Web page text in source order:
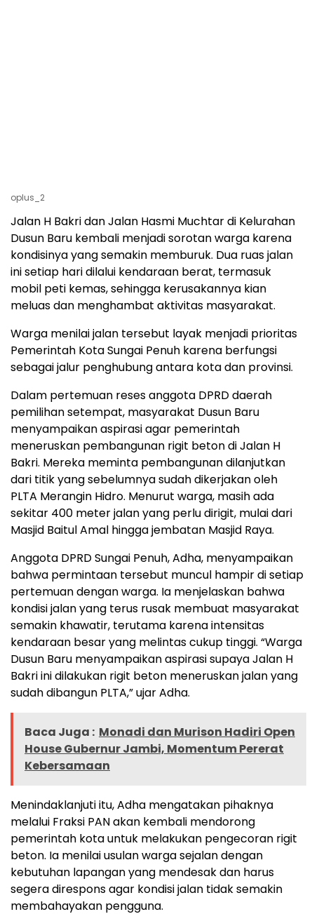
oplus_2
Jalan H Bakri dan Jalan Hasmi Muchtar di Kelurahan
Dusun Baru kembali menjadi sorotan warga karena
kondisinya yang semakin memburuk. Dua ruas jalan
ini setiap hari dilalui kendaraan berat, termasuk
mobil peti kemas, sehingga kerusakannya kian
meluas dan menghambat aktivitas masyarakat.
Warga menilai jalan tersebut layak menjadi prioritas
Pemerintah Kota Sungai Penuh karena berfungsi
sebagai jalur penghubung antara kota dan provinsi.
Dalam pertemuan reses anggota DPRD daerah
pemilihan setempat, masyarakat Dusun Baru
menyampaikan aspirasi agar pemerintah
meneruskan pembangunan rigit beton di Jalan H
Bakri. Mereka meminta pembangunan dilanjutkan
dari titik yang sebelumnya sudah dikerjakan oleh
PLTA Merangin Hidro. Menurut warga, masih ada
sekitar 400 meter jalan yang perlu dirigit, mulai dari
Masjid Baitul Amal hingga jembatan Masjid Raya.
Anggota DPRD Sungai Penuh, Adha, menyampaikan
bahwa permintaan tersebut muncul hampir di setiap
pertemuan dengan warga. Ia menjelaskan bahwa
kondisi jalan yang terus rusak membuat masyarakat
semakin khawatir, terutama karena intensitas
kendaraan besar yang melintas cukup tinggi. “Warga
Dusun Baru menyampaikan aspirasi supaya Jalan H
Bakri ini dilakukan rigit beton meneruskan jalan yang
sudah dibangun PLTA,” ujar Adha.
Baca Juga : Monadi dan Murison Hadiri Open
House Gubernur Jambi, Momentum Pererat
Kebersamaan
Menindaklanjuti itu, Adha mengatakan pihaknya
melalui Fraksi PAN akan kembali mendorong
pemerintah kota untuk melakukan pengecoran rigit
beton. Ia menilai usulan warga sejalan dengan
kebutuhan lapangan yang mendesak dan harus
segera direspons agar kondisi jalan tidak semakin
membahayakan pengguna.